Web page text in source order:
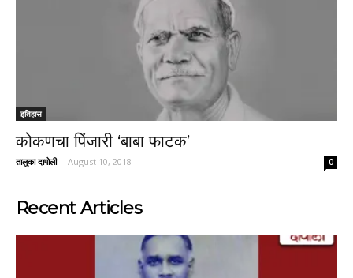
इतिहास
कोकणचा पिंजारी ‘बाबा फाटक’
तालुका दापोली - August 10, 2018 0
Recent Articles